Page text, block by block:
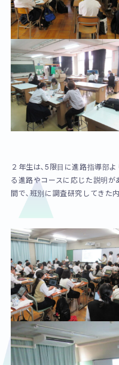
２年生は､5限目に進路指導部
る進路やコースに応じた説明
間で､班別に調査研究してきた